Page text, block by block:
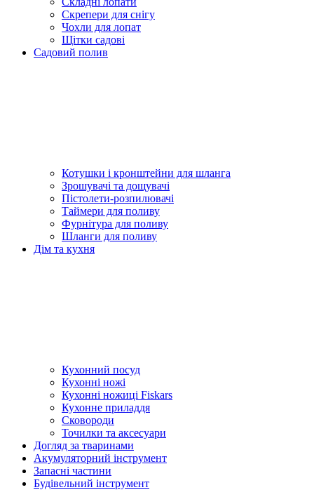
Скрепери для снігу
Чохли для лопат
Щітки садові
Садовий полив
Котушки і кронштейни для шланга
Зрошувачі та дощувачі
Пістолети-розпилювачі
Таймери для поливу
Фурнітура для поливу
Шланги для поливу
Дім та кухня
Кухонний посуд
Кухонні ножі
Кухонні ножиці Fiskars
Кухонне приладдя
Сковороди
Точилки та аксесуари
Догляд за тваринами
Акумуляторний інструмент
Запасні частини
Будівельний інструмент